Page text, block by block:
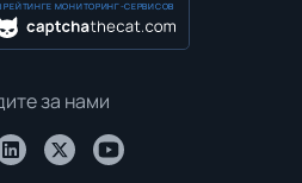
РЕЙТИНГЕ МОНИТОРИНГ-СЕРВИСОВ
за нами